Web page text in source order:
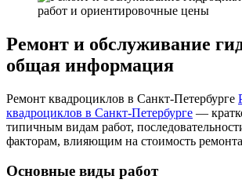
Ремонт и обслуживание
общая информация
Ремонт квадроциклов в Санкт-Петербурге
квадроциклов в Санкт-Петербурге —
типичным видам работ,
факторам, влияющим на стоимость
Основные виды работ